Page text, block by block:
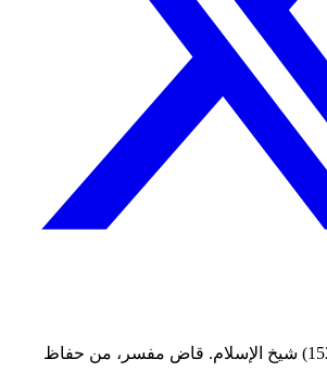
(823 - 926) (1420 - 1520) شيخ الإسلام. قاض مفسر، من حفاظ